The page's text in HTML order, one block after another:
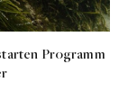
Programm